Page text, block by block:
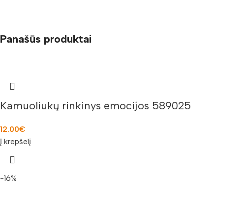
Panašūs produktai
Kamuoliukų rinkinys emocijos 589025
12.00€
Į krepšelį
-16%